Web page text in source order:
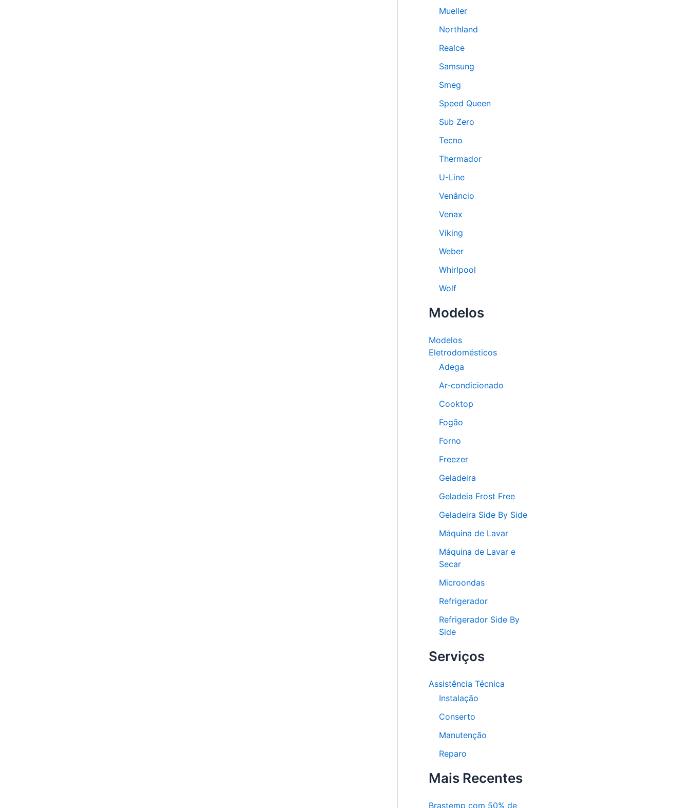
Mueller
Northland
Realce
Samsung
Smeg
Speed Queen
Sub Zero
Tecno
Thermador
U-Line
Venâncio
Venax
Viking
Weber
Whirlpool
Wolf
Modelos
Modelos
Eletrodomésticos
Adega
Ar-condicionado
Cooktop
Fogão
Forno
Freezer
Geladeira
Geladeia Frost Free
Geladeira Side By Side
Máquina de Lavar
Máquina de Lavar e
Secar
Microondas
Refrigerador
Refrigerador Side By
Side
Serviços
Assistência Técnica
Instalação
Conserto
Manutenção
Reparo
Mais Recentes
Brastemp com 50% de